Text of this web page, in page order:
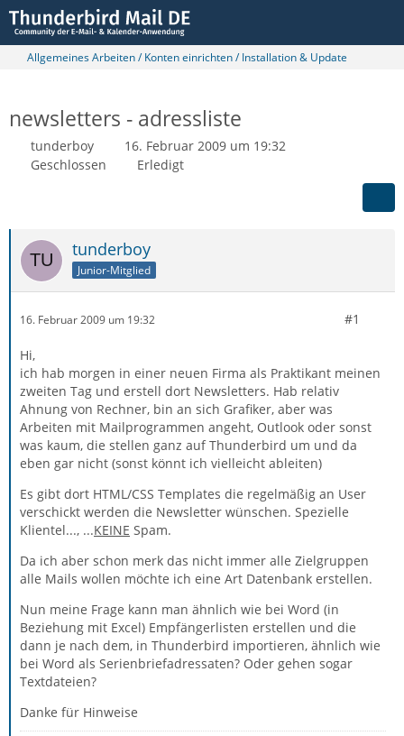
Allgemeines Arbeiten / Konten einrichten / Installation & Update
newsletters - adressliste
tunderboy
16. Februar 2009 um 19:32
Geschlossen
Erledigt
tunderboy
Junior-Mitglied
16. Februar 2009 um 19:32 #1
Hi,
ich hab morgen in einer neuen Firma als Praktikant meinen
zweiten Tag und erstell dort Newsletters. Hab relativ
Ahnung von Rechner, bin an sich Grafiker, aber was
Arbeiten mit Mailprogrammen angeht, Outlook oder sonst
was kaum, die stellen ganz auf Thunderbird um und da
eben gar nicht (sonst könnt ich vielleicht ableiten)
Es gibt dort HTML/CSS Templates die regelmäßig an User
verschickt werden die Newsletter wünschen. Spezielle
Klientel..., ...KEINE Spam.
Da ich aber schon merk das nicht immer alle Zielgruppen
alle Mails wollen möchte ich eine Art Datenbank erstellen.
Nun meine Frage kann man ähnlich wie bei Word (in
Beziehung mit Excel) Empfängerlisten erstellen und die
dann je nach dem, in Thunderbird importieren, ähnlich wie
bei Word als Serienbriefadressaten? Oder gehen sogar
Textdateien?
Danke für Hinweise